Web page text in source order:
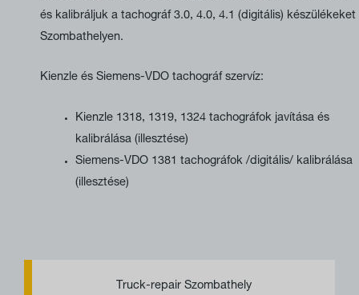
és kalibráljuk a tachográf 3.0, 4.0, 4.1 (digitális) készülékeket
Szombathelyen.
Kienzle és Siemens-VDO tachográf szervíz:
Kienzle 1318, 1319, 1324 tachográfok javítása és
kalibrálása (illesztése)
Siemens-VDO 1381 tachográfok /digitális/ kalibrálása
(illesztése)
Truck-repair Szombathely
h
n